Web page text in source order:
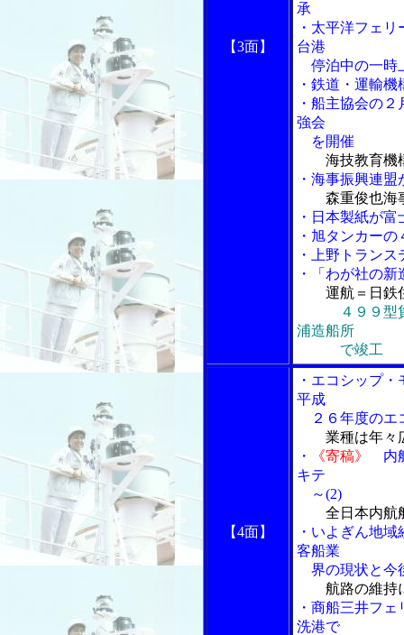
【3面】
承
・太平洋フェ
台港
停泊中の一時
・鉄道・運輸
・船主協会の
強会
を開催
海技教育機
・海事振興連
森重俊也海
・日本製紙が
・旭タンカー
・上野トラン
・「わが社の新
運航＝日鉄
４９９型
浦造船所
で竣工
【4面】
・エコシップ
平成
２６年度のエ
業種は年々
・
《寄稿》
内
キテ
～(2)
全日本内
・いよぎん地
客船業
界の現状と今
航路の維持
・商船三井フ
洗港で